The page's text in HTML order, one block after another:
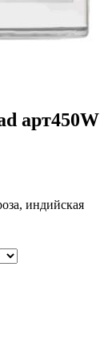
арт450W
индийская